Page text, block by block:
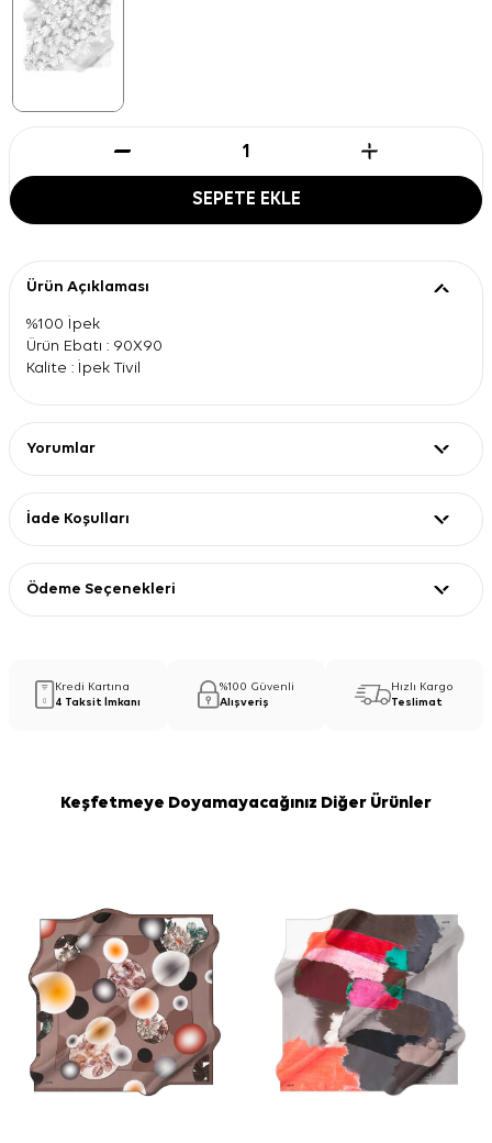
SEPETE EKLE
Ürün Açıklaması
%100 İpek
Ürün Ebatı : 90X90
Kalite : İpek Tivil
Yorumlar
İade Koşulları
Ödeme Seçenekleri
Kredi Kartına
4 Taksit İmkanı
%100 Güvenli
Alışveriş
Hızlı Kargo
Teslimat
Keşfetmeye Doyamayacağınız Diğer Ürünler